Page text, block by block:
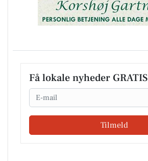
Få lokale nyheder GRATIS
Email
Tilmeld